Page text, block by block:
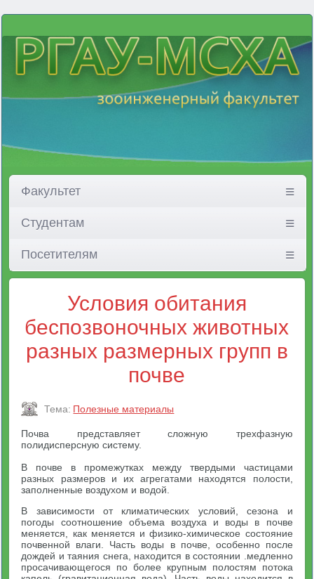
Факультет
Студентам
Посетителям
Условия обитания
беспозвоночных животных
разных размерных групп в
почве
Тема: Полезные материалы
Почва представляет сложную трехфазную
полидисперсную систему.
В почве в промежутках между твердыми частицами
разных размеров и их агрегатами находятся полости,
заполненные воздухом и водой.
В зависимости от климатических условий, сезона и
погоды соотношение объема воздуха и воды в почве
меняется, как меняется и физико-химическое состояние
почвенной влаги. Часть воды в почве, особенно после
дождей и таяния снега, находится в состоянии .медленно
просачивающегося по более крупным полостям потока